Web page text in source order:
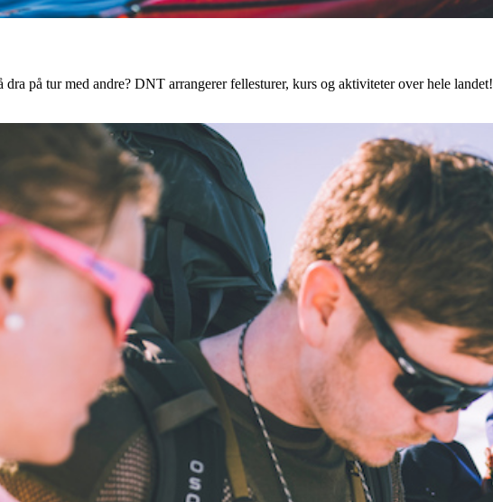
på tur med andre? DNT arrangerer fellesturer, kurs og aktiviteter over hele landet!